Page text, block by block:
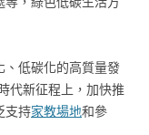
、低碳化的高質量發
代新征程上，加快推
支持家教場地和參